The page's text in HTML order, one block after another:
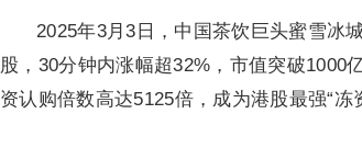
2025年3月3日，中国茶饮巨头蜜雪冰
股，30分钟内涨幅超32%，市值突破1000
资认购倍数高达5125倍，成为港股最强“冻